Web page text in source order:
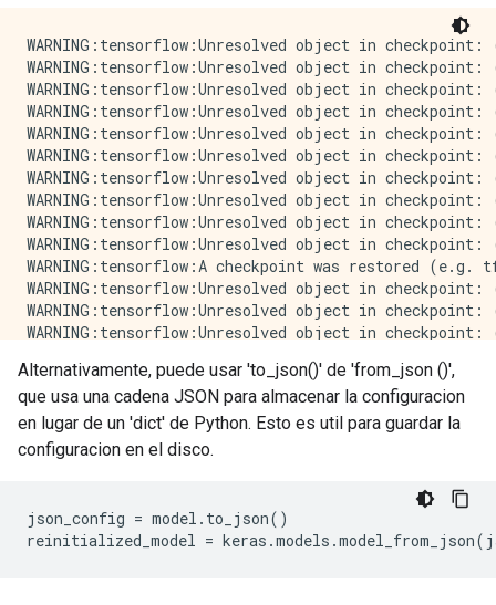
WARNING:tensorflow:Unresolved object in
WARNING:tensorflow:Unresolved object in
WARNING:tensorflow:Unresolved object in
WARNING:tensorflow:Unresolved object in
WARNING:tensorflow:Unresolved object in
WARNING:tensorflow:Unresolved object in
WARNING:tensorflow:Unresolved object in
WARNING:tensorflow:Unresolved object in
WARNING:tensorflow:Unresolved object in
WARNING:tensorflow:Unresolved object in
WARNING:tensorflow:A checkpoint was restored
WARNING:tensorflow:Unresolved object in
WARNING:tensorflow:Unresolved object in
WARNING:tensorflow:Unresolved object in
WARNING:tensorflow:Unresolved object in
WARNING:tensorflow:Unresolved object in
WARNING:tensorflow:Unresolved object in
WARNING:tensorflow:Unresolved object in
WARNING:tensorflow:Unresolved object in
WARNING:tensorflow:Unresolved object in
WARNING:tensorflow:Unresolved object in
WARNING:tensorflow:Unresolved object in
Alternativamente, puede usar 'to_json()' de 'from_json ()',
que usa una cadena JSON para almacenar la configuracion
en lugar de un 'dict' de Python. Esto es util para guardar la
configuracion en el disco.
json_config = model . to_json()
reinitialized_model = keras .models .model_from_json(